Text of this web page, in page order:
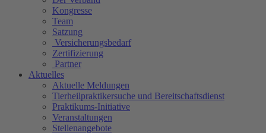
Kongresse
Team
Satzung
Versicherungsbedarf
Zertifizierung
Partner
Aktuelles
Aktuelle Meldungen
Tierheilpraktikersuche und Bereitschaftsdienst
Praktikums-Initiative
Veranstaltungen
Stellenangebote